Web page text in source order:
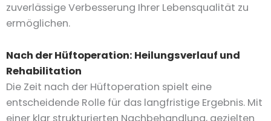
zuverlässige Verbesserung Ihrer Lebensqualität zu
ermöglichen.
Nach der Hüftoperation: Heilungsverlauf und
Rehabilitation
Die Zeit nach der Hüftoperation spielt eine
entscheidende Rolle für das langfristige Ergebnis. Mit
einer klar strukturierten Nachbehandlung, gezielten